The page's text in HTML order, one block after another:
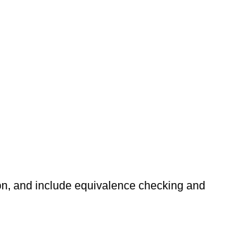
and include equivalence checking and